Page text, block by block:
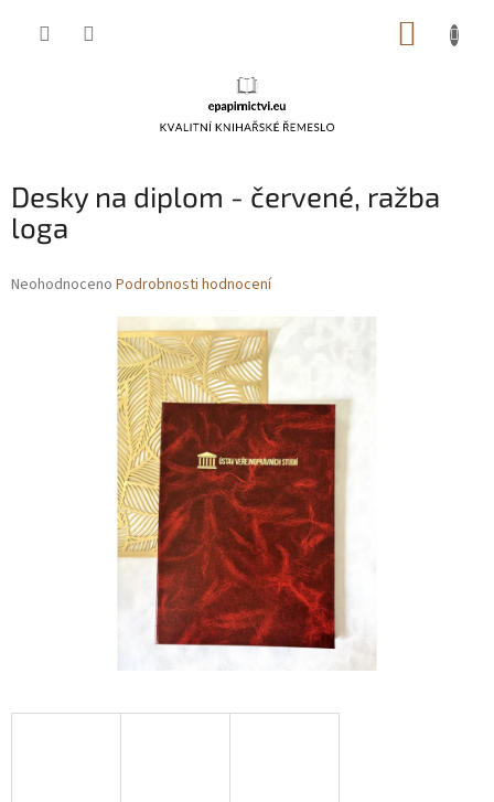
Desky na diplom - červené, ražba
loga
Průměrné
Neohodnoceno Podrobnosti hodnocení